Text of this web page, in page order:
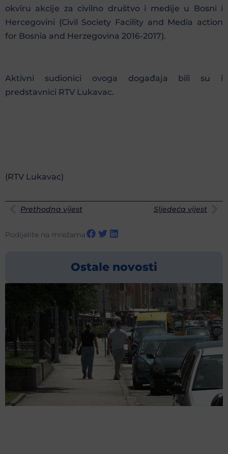
okviru akcije za civilno društvo i medije u Bosni i
Hercegovini (Civil Society Facility and Media action
for Bosnia and Herzegovina 2016-2017).
Aktivni sudionici ovoga događaja bili su i
predstavnici RTV Lukavac.
(RTV Lukavac)
Prethodna vijest Sljedeća vijest
Podijelite na mrežama
Ostale novosti